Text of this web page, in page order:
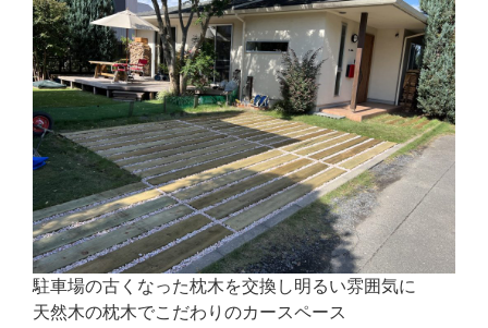
駐車場の古くなった枕木を交換し明るい雰囲気に
天然木の枕木でこだわりのカースペース